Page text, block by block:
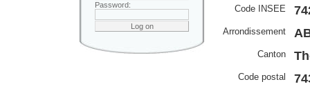
Password: Code INSEE
Arrondissement
Canton
Code postal